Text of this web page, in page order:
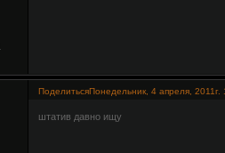
ПоделитьсяПонедельник, 4 апреля, 2011г.
штатив давно ищу